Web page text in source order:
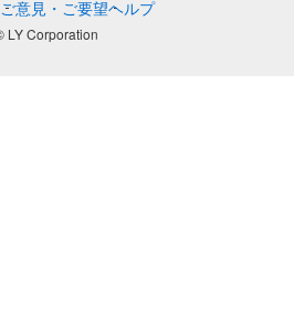
ご意見・ご要望ヘルプ
LY Corporation